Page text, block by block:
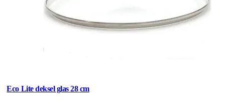
Eco Lite deksel glas 28 cm